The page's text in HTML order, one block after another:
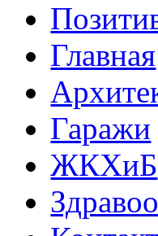
Главная
Гаражи
ЖКХиБ